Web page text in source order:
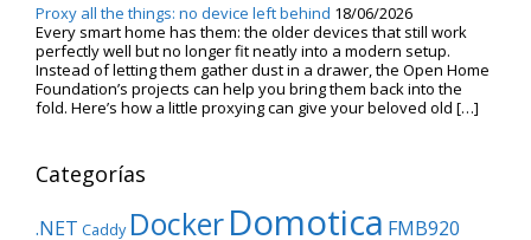
Proxy all the things: no device left behind 18/06/2026
Every smart home has them: the older devices that still work
perfectly well but no longer fit neatly into a modern setup.
Instead of letting them gather dust in a drawer, the Open Home
Foundation’s projects can help you bring them back into the
fold. Here’s how a little proxying can give your beloved old […]
Categorías
.NET Caddy DockerDomotica FMB920